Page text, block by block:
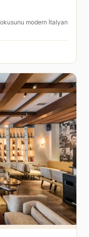
modern İtalyan